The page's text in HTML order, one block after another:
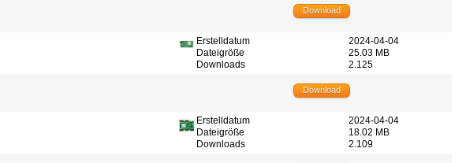
Download
Erstelldatum
Dateigröße
Downloads
2024-04-04
25.03 MB
2.125
Download
Erstelldatum
Dateigröße
Downloads
2024-04-04
18.02 MB
2.109